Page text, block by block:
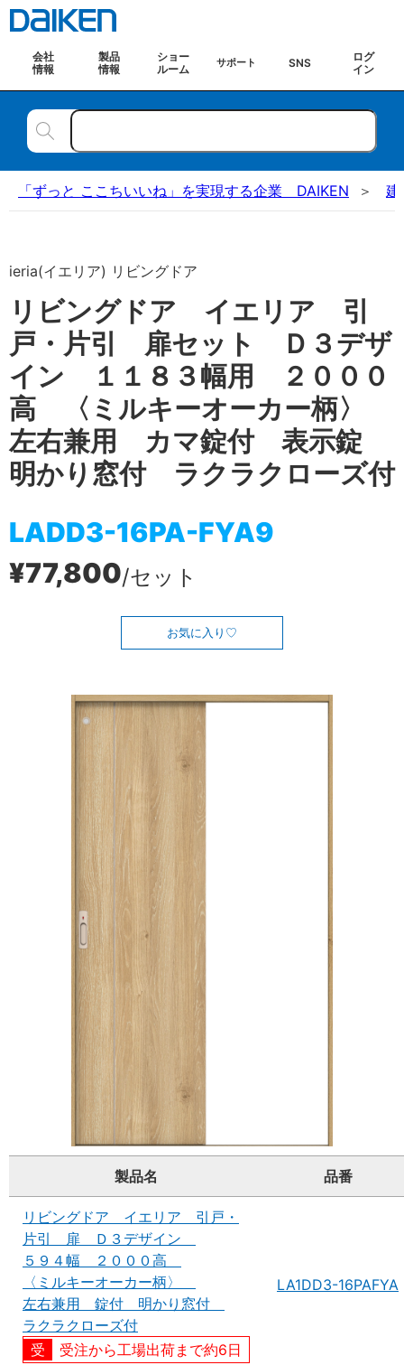
会社
情報
製品
情報
ショー
ルーム
サポート SNS
ログ
イン
「ずっと ここちいいね」を実現する企業 DAIKEN 建
ieria(イエリア) リビングドア
リビングドア イエリア 引
戸・片引 扉セット Ｄ３デザ
イン １１８３幅用 ２０００
高 〈ミルキーオーカー柄〉
左右兼用 カマ錠付 表示錠
明かり窓付 ラクラクローズ付
LADD3-16PA-FYA9
¥77,800/セット
お気に入り
製品名 品番
リビングドア イエリア 引戸・
片引 扉 Ｄ３デザイン
５９４幅 ２０００高
〈ミルキーオーカー柄〉
左右兼用 錠付 明かり窓付
ラクラクローズ付
受注から工場出荷まで約6日
LA1DD3-16PAFYA